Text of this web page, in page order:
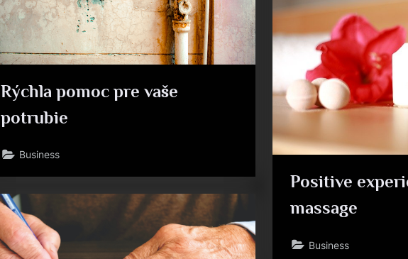
Rýchla pomoc pre vaše
potrubie
Business
Positive
massage
Business